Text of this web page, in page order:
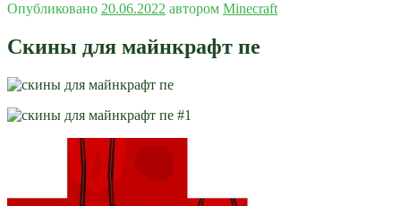
Опубликовано 20.06.2022 автором Minecraft
Скины для майнкрафт пе